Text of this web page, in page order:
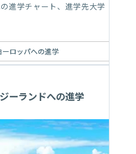
進学チャート、進学先大学
ーロッパへの進学
ーランドへの進学